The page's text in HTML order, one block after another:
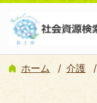
ホーム 介護